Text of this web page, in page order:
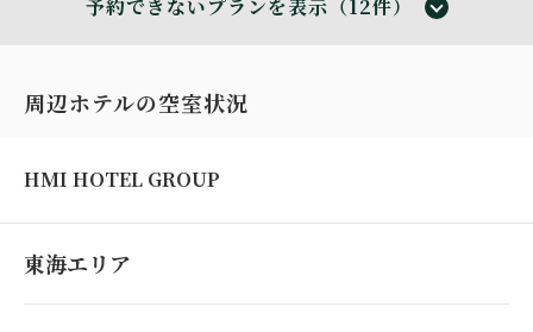
予約できないプランを表示（12件）
周辺ホテルの空室状況
HMI HOTEL GROUP
東海エリア